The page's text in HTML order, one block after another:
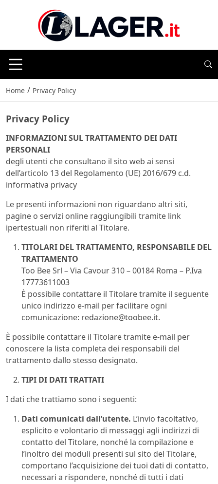
Home / Privacy Policy
Privacy Policy
INFORMAZIONI SUL TRATTAMENTO DEI DATI
PERSONALI
degli utenti che consultano il sito web ai sensi
dell’articolo 13 del Regolamento (UE) 2016/679 c.d.
informativa privacy
Le presenti informazioni non riguardano altri siti,
pagine o servizi online raggiungibili tramite link
ipertestuali non riferiti al Titolare.
TITOLARI DEL TRATTAMENTO, RESPONSABILE DEL
TRATTAMENTO
Too Bee Srl – Via Cavour 310 – 00184 Roma – P.Iva
17773611003
È possibile contattare il Titolare tramite il seguente
unico indirizzo e-mail per facilitare ogni
comunicazione: redazione@toobee.it.
È possibile contattare il Titolare tramite e-mail per
conoscere la lista completa dei responsabili del
trattamento dallo stesso designato.
TIPI DI DATI TRATTATI
I dati che trattiamo sono i seguenti:
Dati comunicati dall’utente. L’invio facoltativo,
esplicito e volontario di messaggi agli indirizzi di
contatto del Titolare, nonché la compilazione e
l’inoltro dei moduli presenti sul sito del Titolare,
comportano l’acquisizione dei tuoi dati di contatto,
necessari a rispondere, nonché di tutti i dati